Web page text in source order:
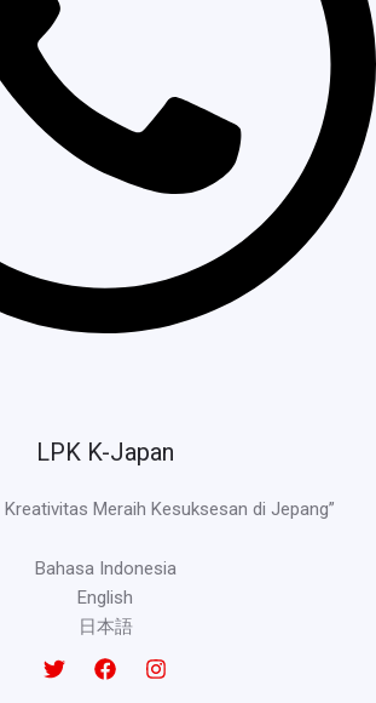
LPK K-Japan
Kreativitas Meraih Kesuksesan di Jepang”
Bahasa Indonesia
English
日本語